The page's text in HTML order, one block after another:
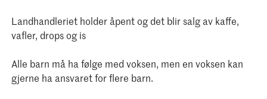
Landhandleriet holder åpent og det blir salg av kaffe,
vafler, drops og is
Alle barn må ha følge med voksen, men en voksen kan
gjerne ha ansvaret for flere barn.